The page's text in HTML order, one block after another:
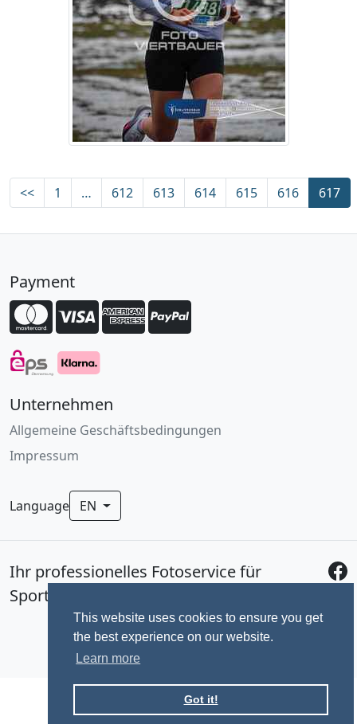
This website uses cookies to ensure you get
the best experience on our website.
Learn more
Got it!
<< 1 … 612 613 614 615 616 617
Payment
Unternehmen
Allgemeine Geschäftsbedingungen
Impressum
Language EN
Ihr professionelles Fotoservice für
Sportevents seit 1992.